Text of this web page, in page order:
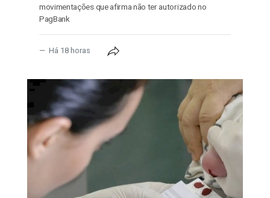
movimentações que afirma não ter autorizado no
PagBank
Há 18 horas